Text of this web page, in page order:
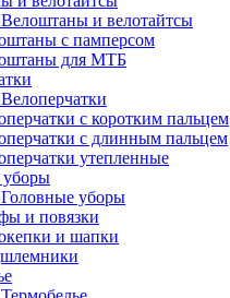
и велотайтсы
с памперсом
для МТБ
с коротким пальцем
с длинным пальцем
утепленные
уборы
уборы
и повязки
и шапки